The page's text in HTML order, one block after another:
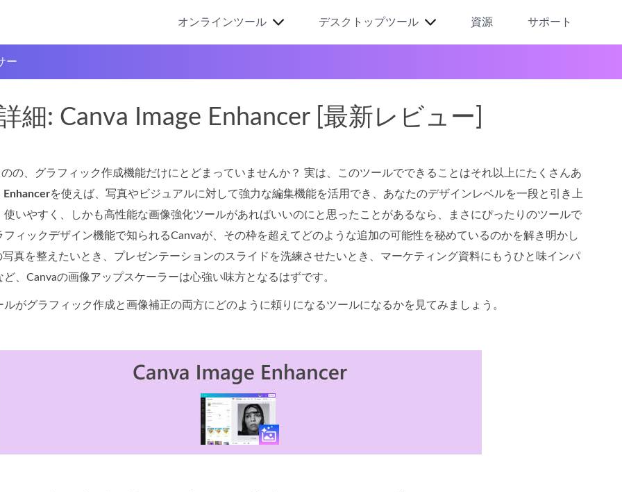
オンラインツール デスクトップツール 資源 サポート
ー
細: Canva Image Enhancer [最新レビュー]
の、グラフィック作成機能だけにとどまっていませんか？ 実は、このツールでできることはそれ以上にたくさんあ
Enhancerを使えば、写真やビジュアルに対して強力な編集機能を活用でき、あなたのデザインレベルを一段と引き上
使いやすく、しかも高性能な画像強化ツールがあればいいのにと思ったことがあるなら、まさにぴったりのツールで
ィックデザイン機能で知られるCanvaが、その枠を超えてどのような追加の可能性を秘めているのかを解き明かし
写真を整えたいとき、プレゼンテーションのスライドを洗練させたいとき、マーケティング資料にもうひと味インパ
、Canvaの画像アップスケーラーは心強い味方となるはずです。
がグラフィック作成と画像補正の両方にどのように頼りになるツールになるかを見てみましょう。